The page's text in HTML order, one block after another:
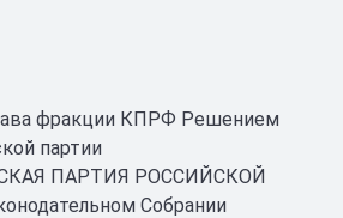
фракции КПРФ Решением
партии
ПАРТИЯ РОССИЙСКОЙ
Собрании